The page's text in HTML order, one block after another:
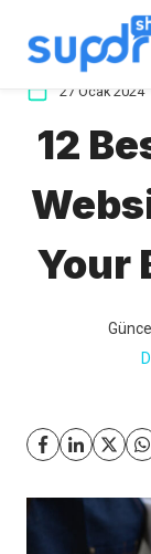
27 Ocak 2024
12
Your